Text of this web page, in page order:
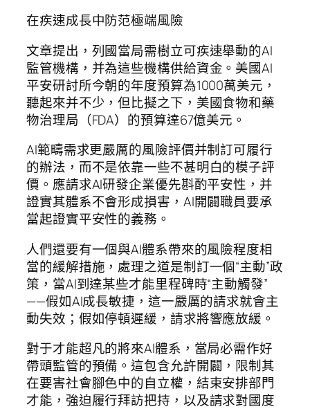
在疾速成長中防范極端風險
文章提出，列國當局需樹立可疾速舉動的AI
監管機構，并為這些機構供給資金。美國AI
平安研討所今朝的年度預算為1000萬美元，
聽起來并不少，但比擬之下，美國食物和藥
物治理局（FDA）的預算達67億美元。
AI範疇需求更嚴厲的風險評價并制訂可履行
的辦法，而不是依靠一些不甚明白的模子評
價。應請求AI研發企業優先斟酌平安性，并
證實其體系不會形成損害，AI開闢職員要承
當起證實平安性的義務。
人們還要有一個與AI體系帶來的風險程度相
當的緩解措施，處理之道是制訂一個“主動”政
策，當AI到達某些才能里程碑時“主動觸發”
——假如AI成長敏捷，這一嚴厲的請求就會主
動失效；假如停頓遲緩，請求將響應放緩。
對于才能超凡的將來AI體系，當局必需作好
帶頭監管的預備。這包含允許開闢，限制其
在要害社會腳色中的自立權，結束安排部門
才能，強迫履行拜訪把持，以及請求對國度